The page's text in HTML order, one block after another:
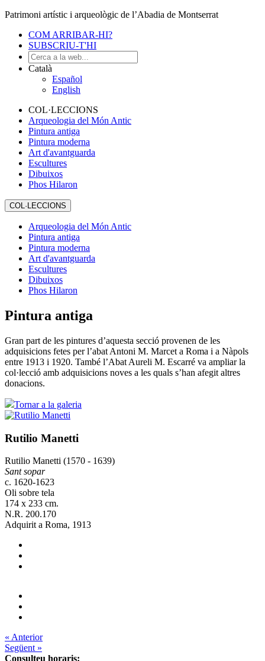
Patrimoni artístic i arqueològic de l’Abadia de Montserrat
COM ARRIBAR-HI?
SUBSCRIU-T'HI
Català
Español
English
COL·LECCIONS
Arqueologia del Món Antic
Pintura antiga
Pintura moderna
Art d'avantguarda
Escultures
Dibuixos
Phos Hilaron
COL·LECCIONS
Arqueologia del Món Antic
Pintura antiga
Pintura moderna
Art d'avantguarda
Escultures
Dibuixos
Phos Hilaron
Pintura antiga
Gran part de les pintures d’aquesta secció provenen de les
adquisicions fetes per l’abat Antoni M. Marcet a Roma i a Nàpols
entre 1913 i 1920. També l’Abat Aureli M. Escarré va ampliar la
col·lecció amb adquisicions noves a les quals s’han afegit altres
donacions.
Tornar a la galeria
Rutilio Manetti
Rutilio Manetti (1570 - 1639)
Sant sopar
c. 1620-1623
Oli sobre tela
174 x 233 cm.
N.R. 200.170
Adquirit a Roma, 1913
« Anterior
Següent »
Consulteu horaris: